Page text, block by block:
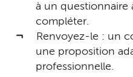
à un questionnaire
compléter.
Renvoyez-le : un
une proposition
professionnelle.